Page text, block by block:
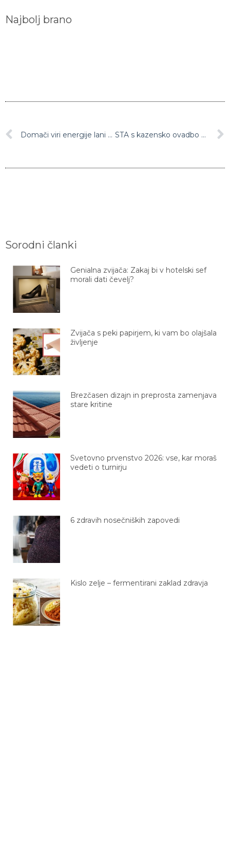
Najbolj brano
Domači viri energije lani pokrili 55 odstotkov potreb STA s kazensko ovadbo nad direktorja Ukoma Urbanijo
Sorodni članki
Genialna zvijača: Zakaj bi v hotelski sef
morali dati čevelj?
Zvijača s peki papirjem, ki vam bo olajšala
življenje
Brezčasen dizajn in preprosta zamenjava
stare kritine
Svetovno prvenstvo 2026: vse, kar moraš
vedeti o turnirju
6 zdravih nosečniških zapovedi
Kislo zelje – fermentirani zaklad zdravja